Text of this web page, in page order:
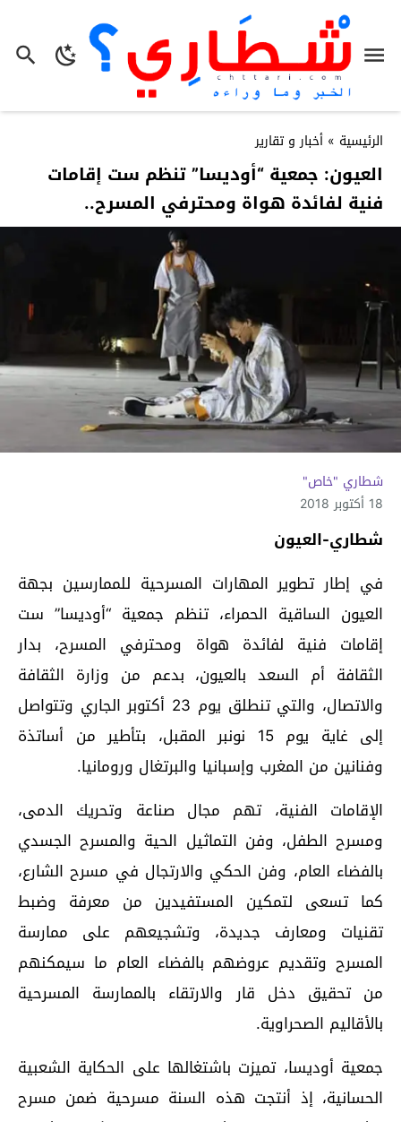
الرئيسية » أخبار و تقارير
العيون: جمعية “أوديسا” تنظم ست إقامات
فنية لفائدة هواة ومحترفي المسرح..
شطاري "خاص"
18 أكتوبر 2018
شطاري-العيون
في إطار تطوير المهارات المسرحية للممارسين بجهة
العيون الساقية الحمراء، تنظم جمعية “أوديسا” ست
إقامات فنية لفائدة هواة ومحترفي المسرح، بدار
الثقافة أم السعد بالعيون، بدعم من وزارة الثقافة
والاتصال، والتي تنطلق يوم 23 أكتوبر الجاري وتتواصل
إلى غاية يوم 15 نونبر المقبل، بتأطير من أساتذة
وفنانين من المغرب وإسبانيا والبرتغال ورومانيا.
الإقامات الفنية، تهم مجال صناعة وتحريك الدمى،
ومسرح الطفل، وفن التماثيل الحية والمسرح الجسدي
بالفضاء العام، وفن الحكي والارتجال في مسرح الشارع،
كما تسعى لتمكين المستفيدين من معرفة وضبط
تقنيات ومعارف جديدة، وتشجيعهم على ممارسة
المسرح وتقديم عروضهم بالفضاء العام ما سيمكنهم
من تحقيق دخل قار والارتقاء بالممارسة المسرحية
بالأقاليم الصحراوية.
جمعية أوديسا، تميزت باشتغالها على الحكاية الشعبية
الحسانية، إذ أنتجت هذه السنة مسرحية ضمن مسرح